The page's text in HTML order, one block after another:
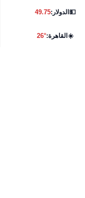
💵الدولار:49.75
☀️القاهرة:26°